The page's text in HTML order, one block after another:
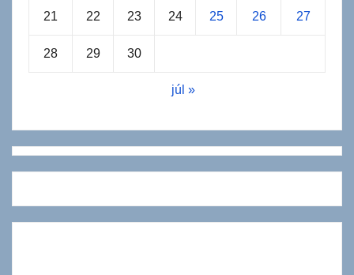
21 22 23 24 25 26 27
28 29 30
júl »